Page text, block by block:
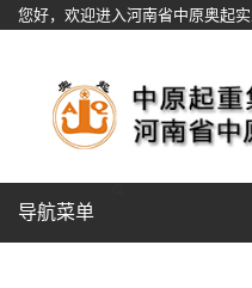
您好，欢迎进入河南省中原奥起实
导航菜单